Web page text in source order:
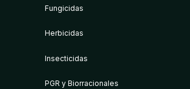
Fungicidas
Herbicidas
Insecticidas
PGR y Biorracionales